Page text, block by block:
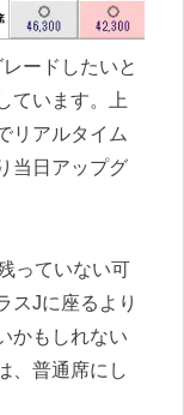
ードしたいと
ています。上
リアルタイム
当日アップグ
っていない可
スJに座るより
かもしれない
、普通席にし